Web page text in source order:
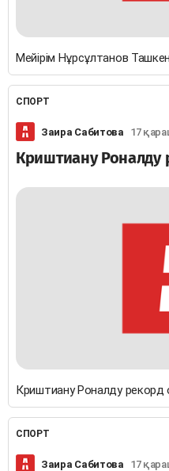
Мейірім Нұрсұлтанов
СПОРТ
Заира Сабитова 17
Криштиану Роналду
Криштиану Роналду рекорд
СПОРТ
Заира Сабитова 17